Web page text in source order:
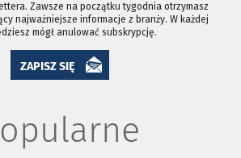
Zawsze na początku tygodnia otrzymasz
najważniejsze informacje z branży. W każdej
mógł anulować subskrypcję.
ZAPISZ SIĘ